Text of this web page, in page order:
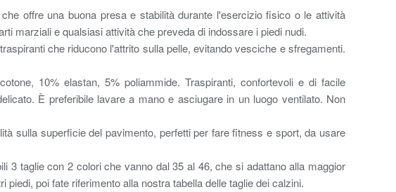
offre una buona presa e stabilità durante l'esercizio fisico o le attività
marziali e qualsiasi attività che preveda di indossare i piedi nudi.
che riducono l'attrito sulla pelle, evitando vesciche e sfregamenti.
10% elastan, 5% poliammide. Traspiranti, confortevoli e di facile
È preferibile lavare a mano e asciugare in un luogo ventilato. Non
sulla superficie del pavimento, perfetti per fare fitness e sport, da usare
3 taglie con 2 colori che vanno dal 35 al 46, che si adattano alla maggior
poi fate riferimento alla nostra tabella delle taglie dei calzini.